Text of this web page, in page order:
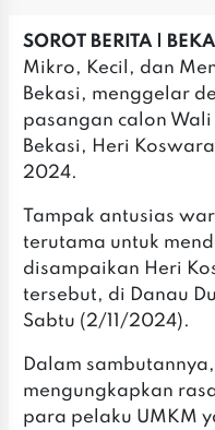
SOROT BERITA |
Mikro, Kecil, dan
Bekasi, menggelar
pasangan calon
Bekasi, Heri
2024.
Tampak antusias
terutama untuk
disampaikan Heri
tersebut, di Danau
Sabtu (2/11/2024).
Dalam
mengungkapkan
para pelaku UMKM